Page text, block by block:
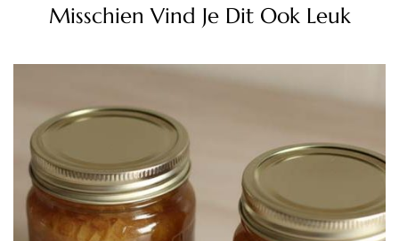
Misschien Vind Je Dit Ook Leuk